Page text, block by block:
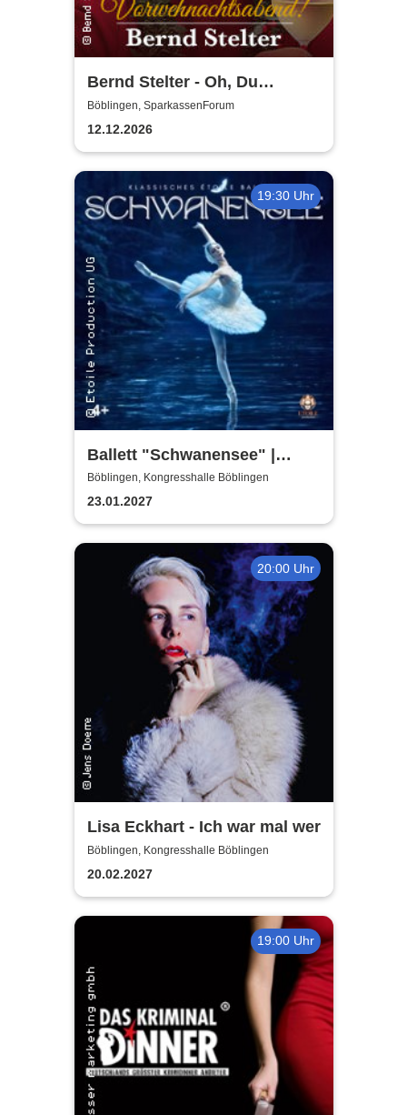
Bernd Stelter - Oh, Du
fröhlicher
Vorweihnachtsabend! 2026
Böblingen, SparkassenForum
12.12.2026
19:30 Uhr
Ballett "Schwanensee" |
Klassisches Etoile Ballett
Böblingen, Kongresshalle Böblingen
23.01.2027
20:00 Uhr
Lisa Eckhart - Ich war mal wer
Böblingen, Kongresshalle Böblingen
20.02.2027
19:00 Uhr